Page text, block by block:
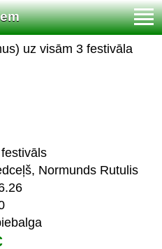
uz visām 3 festivāla
Normunds Rutulis